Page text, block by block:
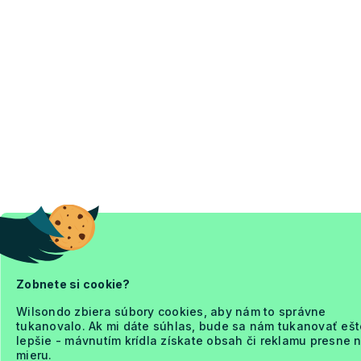
Zobnete si cookie?
Wilsondo zbiera súbory cookies, aby nám to správne
tukanovalo. Ak mi dáte súhlas, bude sa nám tukanovať
lepšie - mávnutím krídla získate obsah či reklamu presne
mieru.